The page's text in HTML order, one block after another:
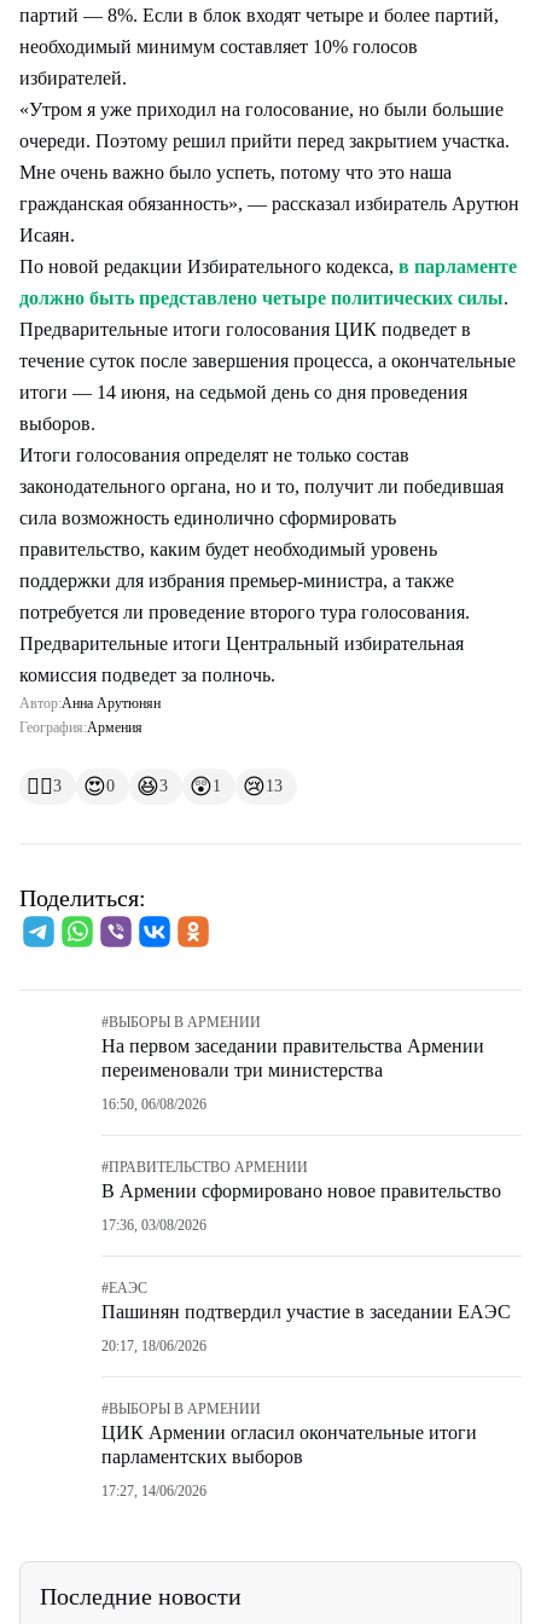
партий — 8%. Если в блок входят четыре и более партий,
необходимый минимум составляет 10% голосов
избирателей.
«Утром я уже приходил на голосование, но были большие
очереди. Поэтому решил прийти перед закрытием участка.
Мне очень важно было успеть, потому что это наша
гражданская обязанность», — рассказал избиратель Арутюн
Исаян.
По новой редакции Избирательного кодекса, в парламенте
должно быть представлено четыре политических силы.
Предварительные итоги голосования ЦИК подведет в
течение суток после завершения процесса, а окончательные
итоги — 14 июня, на седьмой день со дня проведения
выборов.
Итоги голосования определят не только состав
законодательного органа, но и то, получит ли победившая
сила возможность единолично сформировать
правительство, каким будет необходимый уровень
поддержки для избрания премьер-министра, а также
потребуется ли проведение второго тура голосования.
Предварительные итоги Центральный избирательная
комиссия подведет за полночь.
Автор:Анна Арутюнян
География:Армения
👍🏻3 😍0 😆3 😲1 😢13
Поделиться:
#ВЫБОРЫ В АРМЕНИИ
На первом заседании правительства Армении
переименовали три министерства
16:50, 06/08/2026
#ПРАВИТЕЛЬСТВО АРМЕНИИ
В Армении сформировано новое правительство
17:36, 03/08/2026
#ЕАЭС
Пашинян подтвердил участие в заседании ЕАЭС
20:17, 18/06/2026
#ВЫБОРЫ В АРМЕНИИ
ЦИК Армении огласил окончательные итоги
парламентских выборов
17:27, 14/06/2026
Последние новости